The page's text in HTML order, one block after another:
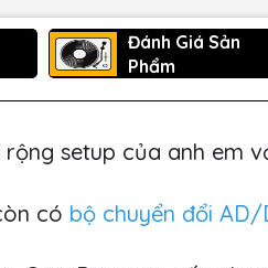
Đánh Giá Sản
Phẩm
setup của anh em
có bộ chuyển đổi AD/